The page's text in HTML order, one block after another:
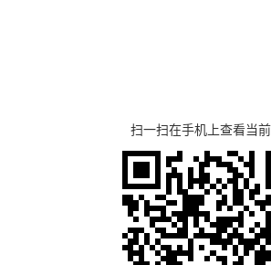
扫一扫在手机上查看当